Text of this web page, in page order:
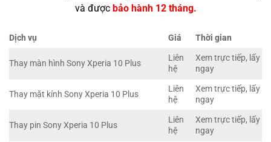
và được bảo hành 12 tháng.
Dịch vụ Giá Thời gian
Thay màn hình Sony Xperia 10 Plus
Liên
hệ
Xem trực tiếp, lấy
ngay
Thay mặt kính Sony Xperia 10 Plus
Liên
hệ
Xem trực tiếp, lấy
ngay
Thay pin Sony Xperia 10 Plus
Liên
hệ
Xem trực tiếp, lấy
ngay